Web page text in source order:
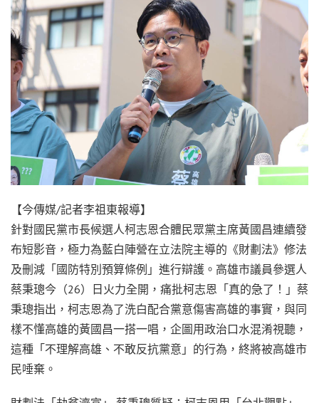
【今傳媒/記者李祖東報導】
針對國民黨市長候選人柯志恩合體民眾黨主席黃國昌連續發
布短影音，極力為藍白陣營在立法院主導的《財劃法》修法
及刪減「國防特別預算條例」進行辯護。高雄市議員參選人
蔡秉璁今（26）日火力全開，痛批柯志恩「真的急了！」蔡
秉璁指出，柯志恩為了洗白配合黨意傷害高雄的事實，與同
樣不懂高雄的黃國昌一搭一唱，企圖用政治口水混淆視聽，
這種「不理解高雄、不敢反抗黨意」的行為，終將被高雄市
民唾棄。